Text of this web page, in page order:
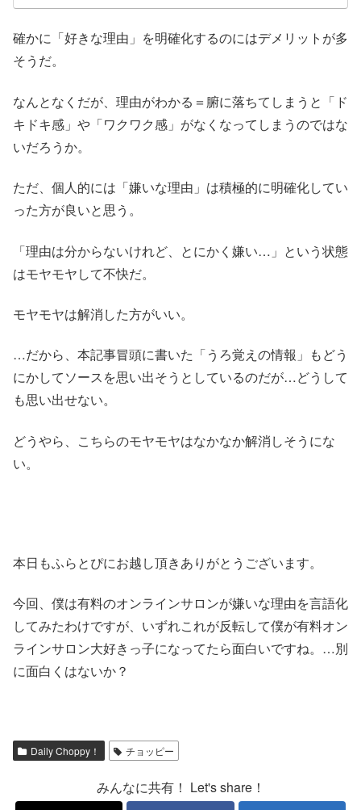
確かに「好きな理由」を明確化するのにはデメリットが多
そうだ。
なんとなくだが、理由がわかる＝腑に落ちてしまうと「ド
キドキ感」や「ワクワク感」がなくなってしまうのではな
いだろうか。
ただ、個人的には「嫌いな理由」は積極的に明確化してい
った方が良いと思う。
「理由は分からないけれど、とにかく嫌い…」という状態
はモヤモヤして不快だ。
モヤモヤは解消した方がいい。
…だから、本記事冒頭に書いた「うろ覚えの情報」もどう
にかしてソースを思い出そうとしているのだが…どうして
も思い出せない。
どうやら、こちらのモヤモヤはなかなか解消しそうにな
い。
本日もふらとぴにお越し頂きありがとうございます。
今回、僕は有料のオンラインサロンが嫌いな理由を言語化
してみたわけですが、いずれこれが反転して僕が有料オン
ラインサロン大好きっ子になってたら面白いですね。…別
に面白くはないか？
Daily Choppy！ チョッピー
みんなに共有！ Let's share！